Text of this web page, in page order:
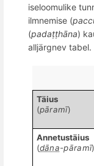
iseloomulike
ilmnemise (
(padaṭṭhāna)
alljärgnev tabel.
Täius
(pāramī)
Annetustäius
(dāna-pāramī)